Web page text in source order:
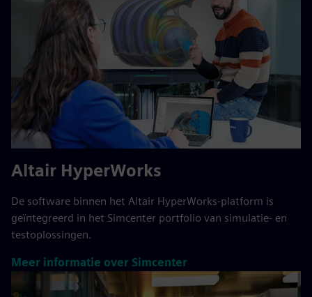
Altair HyperWorks
De software binnen het Altair HyperWorks-platform is
geïntegreerd in het Simcenter portfolio van simulatie- en
testoplossingen.
Meer informatie over Simcenter